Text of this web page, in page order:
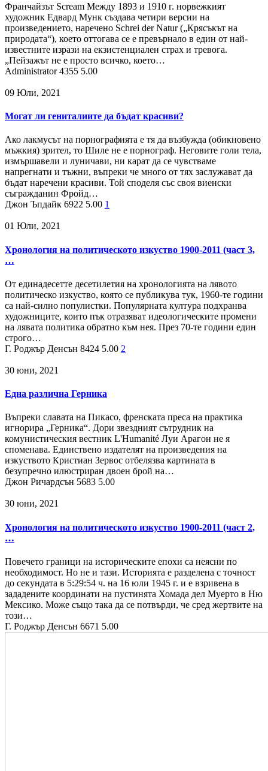
Франчайзът Scream Между 1893 и 1910 г. норвежкият
художник Едвард Мунк създава четири версии на
произведението, наречено Schrei der Natur („Крясъкът на
природата“), което оттогава се е превърнало в един от най-
известните изрази на екзистенциален страх и тревога.
„Пейзажът не е просто всичко, което…
Administrator 4355 5.00
09 Юли, 2021
Могат ли гениталиите да бъдат красиви?
Ако лакмусът на порнографията е тя да възбужда (обикновено
мъжкия) зрител, то Шиле не е порнограф. Неговите голи тела,
измършавели и луничави, ни карат да се чувстваме
напрегнати и тъжни, въпреки че много от тях заслужават да
бъдат наречени красиви. Той споделя със своя виенски
съгражданин Фройд…
Джон Ъпдайк 6922 5.00 1
01 Юли, 2021
Хронология на политическото изкуство 1900-2011 (част 3,
…
От единадесетте десетилетия на хронологията на лявото
политическо изкуство, която се публикува тук, 1960-те години
са най-силно популистки. Популярната култура подхранва
художниците, които пък отразяват идеологическите промени
на лявата политика обратно към нея. През 70-те години един
строго…
Г. Роджър Денсън 8424 5.00 2
30 юни, 2021
Една различна Герника
Въпреки славата на Пикасо, френската преса на практика
игнорира „Герника“. Дори звездният сътрудник на
комунистическия вестник L'Humanité Луи Арагон не я
споменава. Единствено издателят на произведения на
изкуството Кристиан Зервос отбелязва картината в
безупречно илюстриран двоен брой на…
Джон Ричардсън 5683 5.00
30 юни, 2021
Хронология на политическото изкуство 1900-2011 (част 2,
…
Повечето граници на историческите епохи са неясни по
необходимост. Но не и тази. Историята е разделена с точност
до секундата в 5:29:54 ч. на 16 юли 1945 г. и е взривена в
зададените координати на пустинята Хомада дел Муерто в Ню
Мексико. Може също така да се потвърди, че сред жертвите на
този…
Г. Роджър Денсън 6671 5.00